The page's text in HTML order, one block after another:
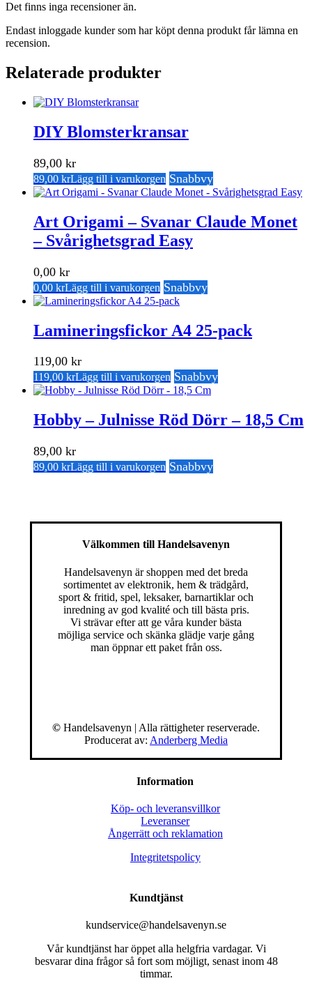
Det finns inga recensioner än.
Endast inloggade kunder som har köpt denna produkt får lämna en
recension.
Relaterade produkter
DIY Blomsterkransar
89,00 kr
89,00 krLägg till i varukorgen Snabbvy
Art Origami – Svanar Claude Monet
– Svårighetsgrad Easy
0,00 kr
0,00 krLägg till i varukorgen Snabbvy
Lamineringsfickor A4 25-pack
119,00 kr
119,00 krLägg till i varukorgen Snabbvy
Hobby – Julnisse Röd Dörr – 18,5 Cm
89,00 kr
89,00 krLägg till i varukorgen Snabbvy
Välkommen till Handelsavenyn
Handelsavenyn är shoppen med det breda
sortimentet av elektronik, hem & trädgård,
sport & fritid, spel, leksaker, barnartiklar och
inredning av god kvalité och till bästa pris.
Vi strävar efter att ge våra kunder bästa
möjliga service och skänka glädje varje gång
man öppnar ett paket från oss.
© Handelsavenyn | Alla rättigheter reserverade.
Producerat av: Anderberg Media
Information
Köp- och leveransvillkor
Leveranser
Ångerrätt och reklamation
Integritetspolicy
Kundtjänst
kundservice@handelsavenyn.se
Vår kundtjänst har öppet alla helgfria vardagar. Vi
besvarar dina frågor så fort som möjligt, senast inom 48
timmar.